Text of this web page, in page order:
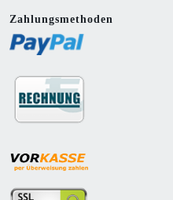
Zahlungsmethoden